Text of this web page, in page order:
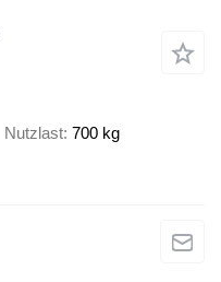
Nutzlast 700 kg